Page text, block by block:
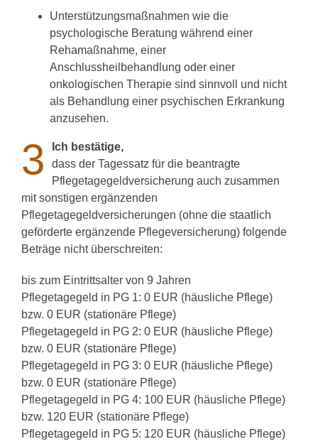
Unterstützungsmaßnahmen wie die
psychologische Beratung während einer
Rehamaßnahme, einer
Anschlussheilbehandlung oder einer
onkologischen Therapie sind sinnvoll und nicht
als Behandlung einer psychischen Erkrankung
anzusehen.
3
ch bestätige,
dass der Tagessatz für die beantragte
Pflegetagegeldversicherung auch zusammen
mit sonstigen ergänzenden
Pflegetagegeldversicherungen (ohne die staatlich
geförderte ergänzende Pflegeversicherung) folgende
Beträge nicht überschreiten:
bis zum Eintrittsalter von 9 Jahren
Pflegetagegeld in PG 1: 0 EUR (häusliche Pflege)
bzw. 0 EUR (stationäre Pflege)
Pflegetagegeld in PG 2: 0 EUR (häusliche Pflege)
bzw. 0 EUR (stationäre Pflege)
Pflegetagegeld in PG 3: 0 EUR (häusliche Pflege)
bzw. 0 EUR (stationäre Pflege)
Pflegetagegeld in PG 4: 100 EUR (häusliche Pflege)
bzw. 120 EUR (stationäre Pflege)
Pflegetagegeld in PG 5: 120 EUR (häusliche Pflege)